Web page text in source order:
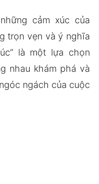
cảm xúc của
trọn vẹn và ý nghĩa
là một lựa chọn
nhau khám phá và
ngách của cuộc